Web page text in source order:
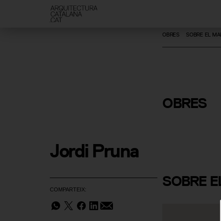
COMPARTEIX:
Jordi Pruna
OBRES SOBRE EL
OBRES
Piscina
de
SOBRE